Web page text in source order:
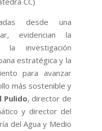
desde una
evidencian la
la investigación
estratégica y la
para avanzar
más sostenible y
Pulido, director de
y director del
del Agua y Medio